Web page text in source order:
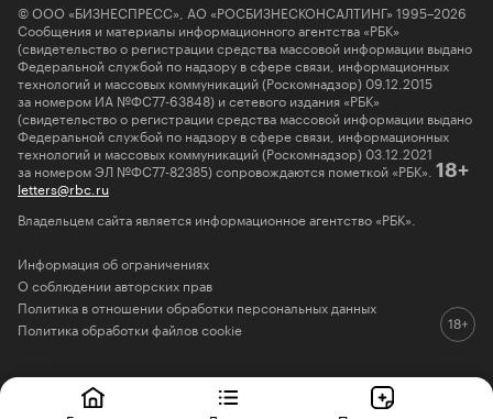
© ООО «БИЗНЕСПРЕСС», АО «РОСБИЗНЕСКОНСАЛТИНГ» 1995–2026
Сообщения и материалы информационного агентства «РБК»
(свидетельство о регистрации средства массовой информации выдано
Федеральной службой по надзору в сфере связи, информационных
технологий и массовых коммуникаций (Роскомнадзор) 09.12.2015
за номером ИА №ФС77-63848) и сетевого издания «РБК»
(свидетельство о регистрации средства массовой информации выдано
Федеральной службой по надзору в сфере связи, информационных
технологий и массовых коммуникаций (Роскомнадзор) 03.12.2021
за номером ЭЛ №ФС77-82385) сопровождаются пометкой «РБК». 18+
letters@rbc.ru
Владельцем сайта является информационное агентство «РБК».
Информация об ограничениях
О соблюдении авторских прав
Политика в отношении обработки персональных данных
Политика обработки файлов cookie